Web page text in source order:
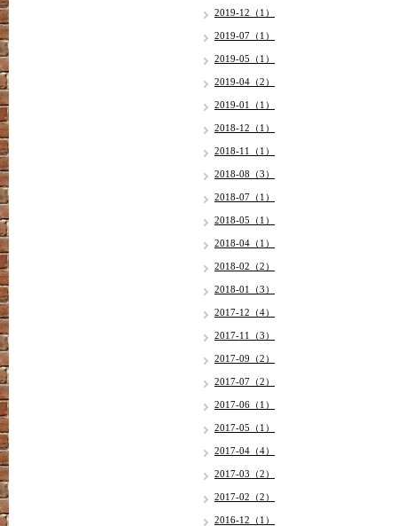
2019-12（1）
2019-07（1）
2019-05（1）
2019-04（2）
2019-01（1）
2018-12（1）
2018-11（1）
2018-08（3）
2018-07（1）
2018-05（1）
2018-04（1）
2018-02（2）
2018-01（3）
2017-12（4）
2017-11（3）
2017-09（2）
2017-07（2）
2017-06（1）
2017-05（1）
2017-04（4）
2017-03（2）
2017-02（2）
2016-12（1）